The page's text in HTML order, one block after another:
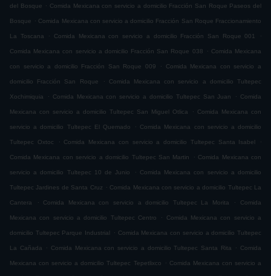
del Bosque . Comida Mexicana con servicio a domicilio Fracción San Roque Paseos del
Bosque . Comida Mexicana con servicio a domicilio Fracción San Roque Fraccionamiento
La Toscana . Comida Mexicana con servicio a domicilio Fracción San Roque 001 .
Comida Mexicana con servicio a domicilio Fracción San Roque 038 . Comida Mexicana
con servicio a domicilio Fracción San Roque 009 . Comida Mexicana con servicio a
domicilio Fracción San Roque . Comida Mexicana con servicio a domicilio Tultepec
Xochimiquia . Comida Mexicana con servicio a domicilio Tultepec San Juan . Comida
Mexicana con servicio a domicilio Tultepec San Miguel Otlica . Comida Mexicana con
servicio a domicilio Tultepec El Quemado . Comida Mexicana con servicio a domicilio
Tultepec Oxtoc . Comida Mexicana con servicio a domicilio Tultepec Santa Isabel .
Comida Mexicana con servicio a domicilio Tultepec San Martin . Comida Mexicana con
servicio a domicilio Tultepec 10 de Junio . Comida Mexicana con servicio a domicilio
Tultepec Jardines de Santa Cruz . Comida Mexicana con servicio a domicilio Tultepec La
Cantera . Comida Mexicana con servicio a domicilio Tultepec La Morita . Comida
Mexicana con servicio a domicilio Tultepec Centro . Comida Mexicana con servicio a
domicilio Tultepec Parque Industrial . Comida Mexicana con servicio a domicilio Tultepec
La Cañada . Comida Mexicana con servicio a domicilio Tultepec Santa Rita . Comida
Mexicana con servicio a domicilio Tultepec Tepetlixco . Comida Mexicana con servicio a